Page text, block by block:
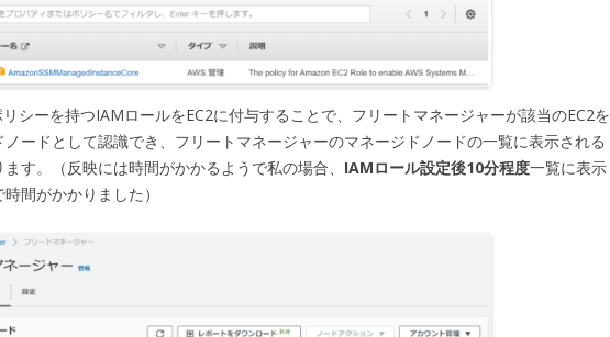
シーを持つIAMロールをEC2に付与することで、フリートマネージャーが該当のEC2を
ノードとして認識でき、フリートマネージャーのマネージドノードの一覧に表示される
ます。（反映には時間がかかるようで私の場合、 IAMロール設定後10分程度一覧に表示
間がかかりました）